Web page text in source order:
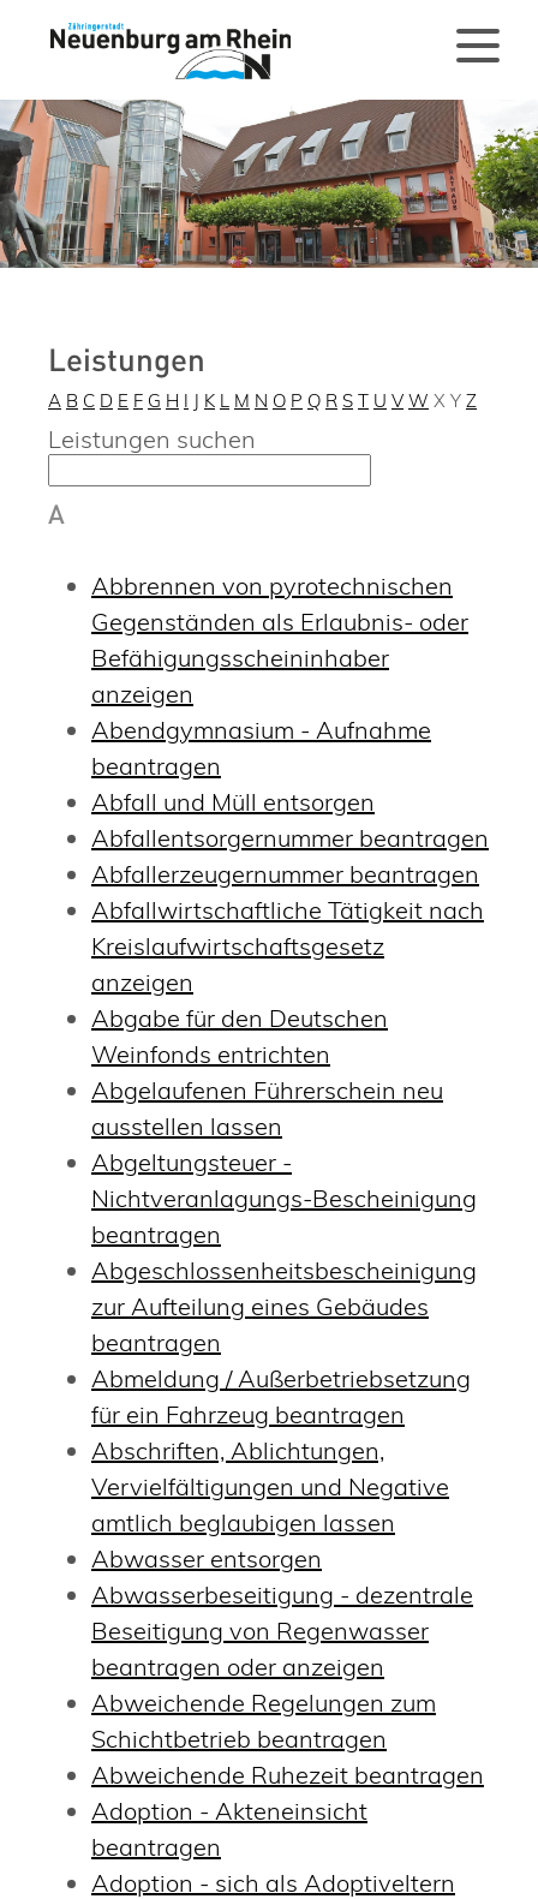
Leistungen
A B C D E F G H I J K L M N O P Q R S T U V W X Y Z
Leistungen suchen
A
Abbrennen von pyrotechnischen
Gegenständen als Erlaubnis- oder
Befähigungsscheininhaber
anzeigen
Abendgymnasium - Aufnahme
beantragen
Abfall und Müll entsorgen
Abfallentsorgernummer beantragen
Abfallerzeugernummer beantragen
Abfallwirtschaftliche Tätigkeit nach
Kreislaufwirtschaftsgesetz
anzeigen
Abgabe für den Deutschen
Weinfonds entrichten
Abgelaufenen Führerschein neu
ausstellen lassen
Abgeltungsteuer -
Nichtveranlagungs-Bescheinigung
beantragen
Abgeschlossenheitsbescheinigung
zur Aufteilung eines Gebäudes
beantragen
Abmeldung / Außerbetriebsetzung
für ein Fahrzeug beantragen
Abschriften, Ablichtungen,
Vervielfältigungen und Negative
amtlich beglaubigen lassen
Abwasser entsorgen
Abwasserbeseitigung - dezentrale
Beseitigung von Regenwasser
beantragen oder anzeigen
Abweichende Regelungen zum
Schichtbetrieb beantragen
Abweichende Ruhezeit beantragen
Adoption - Akteneinsicht
beantragen
Adoption - sich als Adoptiveltern